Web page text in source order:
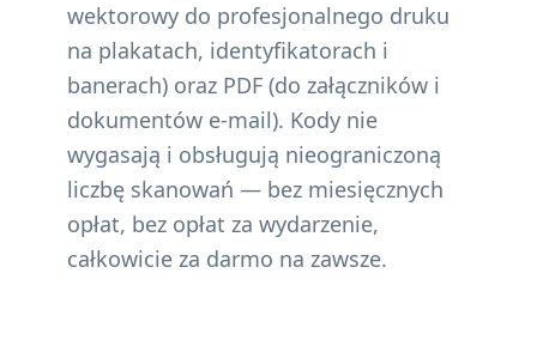
wektorowy do profesjonalnego druku
na plakatach, identyfikatorach i
banerach) oraz PDF (do załączników i
dokumentów e-mail). Kody nie
wygasają i obsługują nieograniczoną
liczbę skanowań — bez miesięcznych
opłat, bez opłat za wydarzenie,
całkowicie za darmo na zawsze.